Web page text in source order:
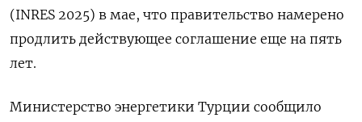
(INRES 2025) в мае, что правительство намерено
продлить действующее соглашение еще на пять
лет.
Министерство энергетики Турции сообщило